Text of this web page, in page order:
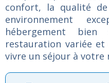
confort, la qualité de
environnement
hébergement bien
restauration variée et
vivre un séjour à votre